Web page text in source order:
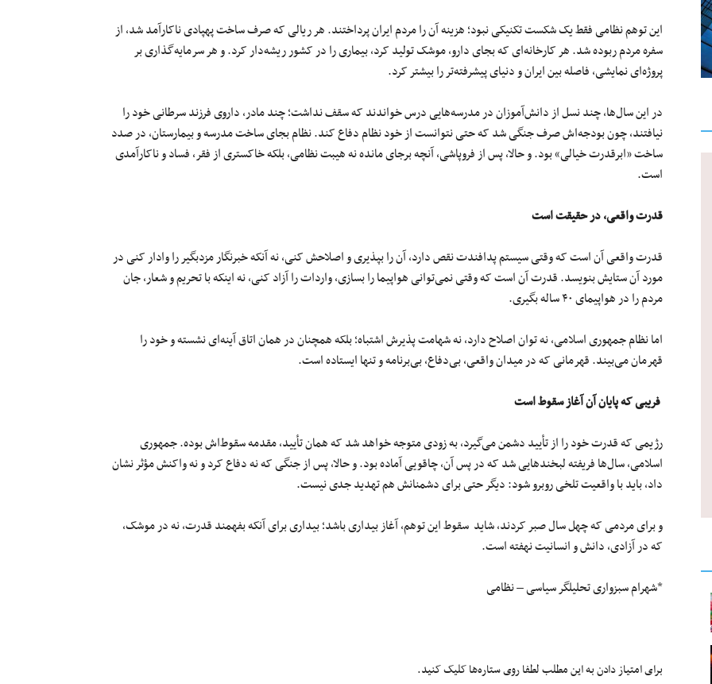
این توهم نظامی فقط یک شکست تکنیکی نبود؛ هزینه آن را مردم ایران پرداختند. هر ریالی که صرف ساخت پهپادی ناکارآمد شد، از
سفره مردم ربوده شد. هر کارخانه‌ای که بجای دارو، موشک تولید کرد، بیماری را در کشور ریشه‌دار کرد. و هر سرمایه‌گذاری بر
پروژه‌ای نمایشی، فاصله بین ایران و دنیای پیشرفته‌تر را بیشتر کرد.
در این سال‌ها، چند نسل از دانش‌آموزان در مدرسه‌هایی درس خواندند که سقف نداشت؛ چند مادر، داروی فرزند سرطانی خود را
نیافتند، چون بودجه‌اش صرف جنگی شد که حتی نتوانست از خود نظام دفاع کند. نظام بجای ساخت مدرسه و بیمارستان، در صدد
ساخت «ابرقدرت خیالی» بود. و حالا، پس از فروپاشی، آنچه برجای مانده نه هیبت نظامی، بلکه خاکستری از فقر، فساد و ناکارآمدی‌
است.
قدرت واقعی، در حقیقت است
قدرت واقعی آن است که وقتی سیستم پدافندت نقص دارد، آن را بپذیری و اصلاحش کنی، نه آنکه خبرنگار مزدبگیر را وادار کنی در
مورد آن ستایش بنویسد. قدرت آن است که وقتی نمی‌توانی هواپیما را بسازی، واردات را آزاد کنی، نه اینکه با تحریم و شعار، جان
مردم را در هواپیمای ۴۰ ساله بگیری.
اما نظام جمهوری اسلامی، نه توان اصلاح دارد، نه شهامت پذیرش اشتباه؛ بلکه همچنان در همان اتاق آینه‌ای نشسته و خود را
قهرمان می‌بیند. قهرمانی که در میدان واقعی، بی‌دفاع، بی‌برنامه و تنها ایستاده است.
فریبی که پایان آن آغاز سقوط است
رژیمی که قدرت خود را از تأیید دشمن می‌گیرد، به‌ زودی متوجه خواهد شد که همان تأیید، مقدمه سقوط‌اش بوده. جمهوری
اسلامی، سال‌ها فریفته لبخندهایی شد که در پس آن، چاقویی آماده بود. و حالا، پس از جنگی که نه دفاع کرد و نه واکنش مؤثر نشان
داد، باید با واقعیت تلخی روبرو شود: دیگر حتی برای دشمنانش هم تهدید جدی نیست.
و برای مردمی که چهل سال صبر کردند، شاید سقوط این توهم، آغاز بیداری باشد؛ بیداری برای آنکه بفهمند قدرت، نه در موشک،
که در آزادی، دانش و انسانیت نهفته است.
*شهرام سبزواری تحلیلگر سیاسی – نظامی
برای امتیاز دادن به این مطلب لطفا روی ستاره‌ها کلیک کنید.